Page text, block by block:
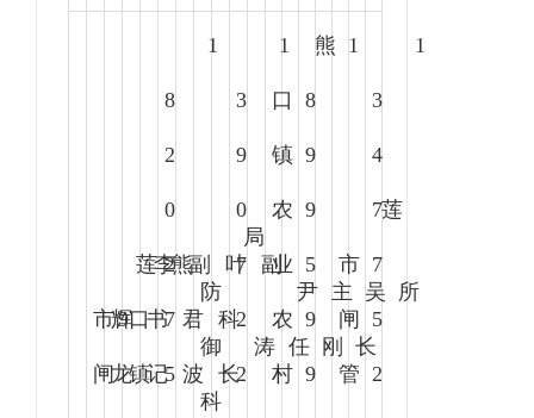
9
莲
市
闸
李
辉
龙
熊
口
镇
副
书
记
1
8
2
0
2
7
5
叶
君
波
局
防
御
科
副
科
长
1
3
9
0
7
2
2
尹
涛
熊
口
镇
农
业
农
村
主
任
1
8
9
9
5
9
9
吴
刚
莲
市
闸
管
所
长
1
3
4
7
7
5
2